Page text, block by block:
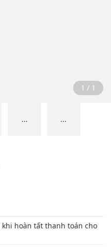
1 / 1
... ...
khi hoàn tất thanh toán cho